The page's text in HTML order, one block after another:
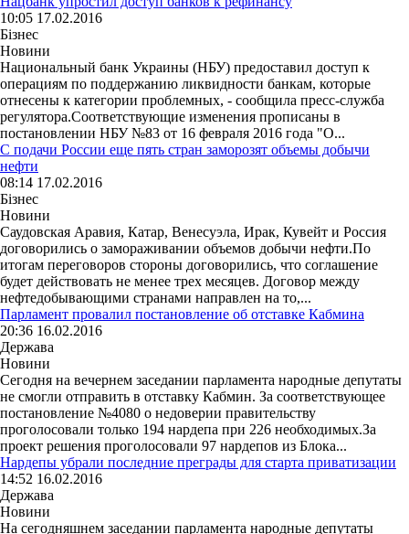
10:05 17.02.2016
Бізнес
Новини
Национальный банк Украины (НБУ) предоставил доступ к
операциям по поддержанию ликвидности банкам, которые
отнесены к категории проблемных, - сообщила пресс-служба
регулятора.Соответствующие изменения прописаны в
постановлении НБУ №83 от 16 февраля 2016 года "О...
С подачи России еще пять стран заморозят объемы добычи
нефти
08:14 17.02.2016
Бізнес
Новини
Саудовская Аравия, Катар, Венесуэла, Ирак, Кувейт и Россия
договорились о замораживании объемов добычи нефти.По
итогам переговоров стороны договорились, что соглашение
будет действовать не менее трех месяцев. Договор между
нефтедобывающими странами направлен на то,...
Парламент провалил постановление об отставке Кабмина
20:36 16.02.2016
Держава
Новини
Сегодня на вечернем заседании парламента народные депутаты
не смогли отправить в отставку Кабмин. За соответствующее
постановление №4080 о недоверии правительству
проголосовали только 194 нардепа при 226 необходимых.За
проект решения проголосовали 97 нардепов из Блока...
Нардепы убрали последние преграды для старта приватизации
14:52 16.02.2016
Держава
Новини
На сегодняшнем заседании парламента народные депутаты